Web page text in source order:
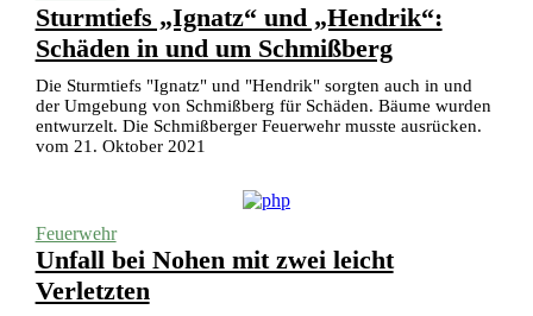
Sturmtiefs „Ignatz“ und „Hendrik“:
Schäden in und um Schmißberg
Die Sturmtiefs "Ignatz" und "Hendrik" sorgten auch in und
der Umgebung von Schmißberg für Schäden. Bäume wurden
entwurzelt. Die Schmißberger Feuerwehr musste ausrücken.
vom 21. Oktober 2021
Feuerwehr
Unfall bei Nohen mit zwei leicht
Verletzten